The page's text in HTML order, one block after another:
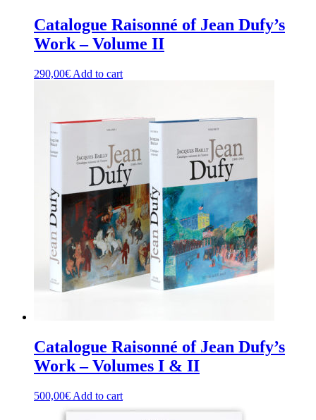
Catalogue Raisonné of Jean Dufy’s
Work – Volume II
290,00€ Add to cart
Catalogue Raisonné of Jean Dufy’s
Work – Volumes I & II
500,00€ Add to cart